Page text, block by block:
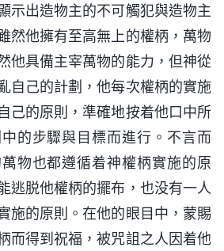
示出造物主的不可觸犯與造物主
然他擁有至高無上的權柄，萬物
他具備主宰萬物的能力，但神從
自己的計劃，他每次權柄的實施
己的原則，準確地按着他口中所
的步驟與目標而進行。不言而
物也都遵循着神權柄實施的原
逃脱他權柄的擺布，也没有一人
施的原則。在他的眼目中，蒙賜
而得到祝福，被咒詛之人因着他